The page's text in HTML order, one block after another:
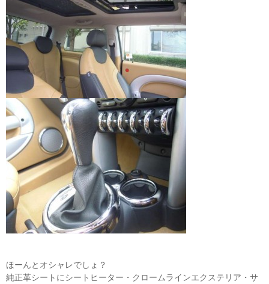
ほーんとオシャレでしょ？
純正革シートにシートヒーター・クロームラインエクステリア・サ